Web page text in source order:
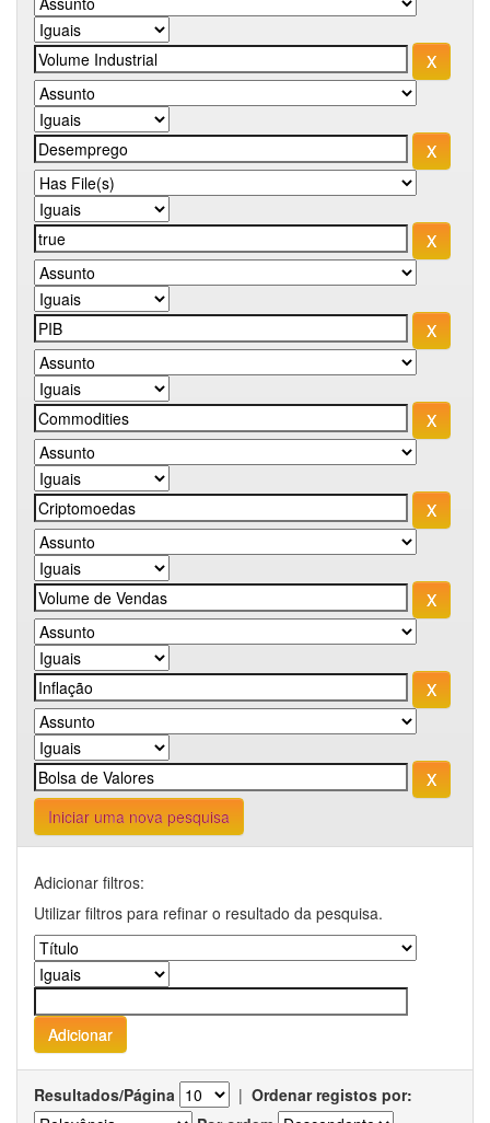
Iniciar uma nova pesquisa
Adicionar filtros:
Utilizar filtros para refinar o resultado da pesquisa.
Resultados/Página | Ordenar registos por: